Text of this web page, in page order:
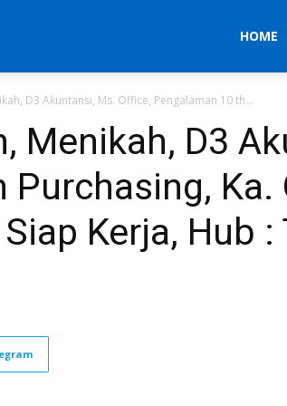
HOME
D3 Akuntansi, Ms. Office, Pengalaman 10 th...
Menikah, D3
Ka.
Kerja, Hub :